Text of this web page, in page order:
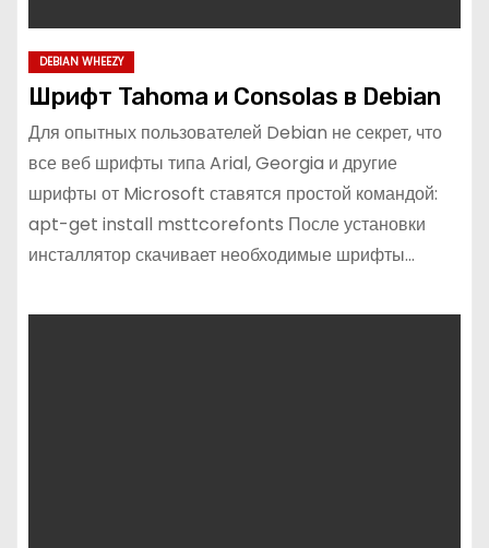
DEBIAN WHEEZY
Шрифт Tahoma и Consolas в Debian
Для опытных пользователей Debian не секрет, что
все веб шрифты типа Arial, Georgia и другие
шрифты от Microsoft ставятся простой командой:
apt-get install msttcorefonts После установки
инсталлятор скачивает необходимые шрифты…